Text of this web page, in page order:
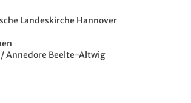
Landeskirche Hannover
Annedore Beelte-Altwig